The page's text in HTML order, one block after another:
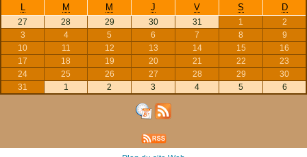
L M M J V S D
27 28 29 30 31 1
2
3
4 5 6 7 8
9
10
11 12 13 14 15
16
17
18 19 20 21 22
23
24
25 26 27 28 29
30
31
1 2 3 4 5 6